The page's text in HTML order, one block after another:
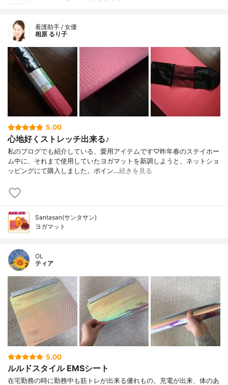
看護助手 / 女優
相原 るり子
5.00
心地好くストレッチ出来る♪
私のブログでも紹介している、愛用アイテムです♡昨年春のステイホー
ム中に、それまで使用していたヨガマットを新調しようと、ネットショ
ッピングにて購入しました。ポイン…続きを見る
Santasan(サンタサン)
ヨガマット
OL
ティア
5.00
ルルドスタイル EMSシート
在宅勤務の時に勤務中も筋トレが出来る優れもの。充電が出来、体のあ